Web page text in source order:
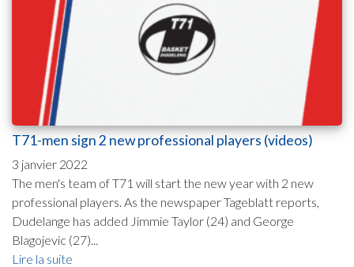
T71-men sign 2 new professional players (videos)
3 janvier 2022
The men's team of T71 will start the new year with 2 new
professional players. As the newspaper Tageblatt reports,
Dudelange has added Jimmie Taylor (24) and George
Blagojevic (27)...
Lire la suite